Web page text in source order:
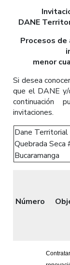
DANE
Procesos de
menor
Si desea
que el DANE
continuación
invitaciones.
Dane
Quebrada
Bucaramanga
Número